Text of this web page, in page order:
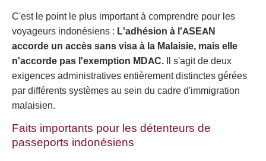
C'est le point le plus important à comprendre pour les
voyageurs indonésiens : L'adhésion à l'ASEAN
accorde un accès sans visa à la Malaisie, mais elle
n'accorde pas l'exemption MDAC. Il s'agit de deux
exigences administratives entièrement distinctes gérées
par différents systèmes au sein du cadre d'immigration
malaisien.
Faits importants pour les détenteurs de
passeports indonésiens